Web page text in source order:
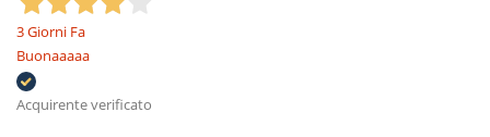
3 Giorni Fa
Buonaaaaa
Acquirente verificato